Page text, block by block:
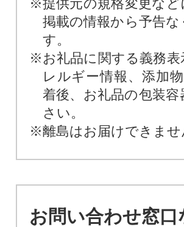
※提供元の規格変更な
掲載の情報から予告
す。
※お礼品に関する義務表
レルギー情報、添加
着後、お礼品の包装
さい。
※離島はお届けできませ
お問い合わせ窓口